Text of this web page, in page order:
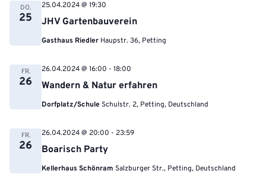
DO.
25 JHV Gartenbauverein
25.04.2024 @ 19:30
Gasthaus Riedler Haupstr. 36, Petting
FR.
26 Wandern & Natur erfahren
26.04.2024 @ 16:00 - 18:00
Dorfplatz/Schule Schulstr. 2, Petting, Deutschland
FR.
26 Boarisch Party
26.04.2024 @ 20:00 - 23:59
Kellerhaus Schönram Salzburger Str., Petting, Deutschland